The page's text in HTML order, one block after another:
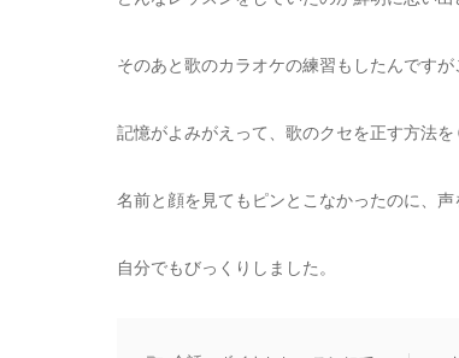
そのあと歌のカラオケの練習もしたんです
記憶がよみがえって、歌のクセを正す方法
名前と顔を見てもピンとこなかったのに、
自分でもびっくりしました。